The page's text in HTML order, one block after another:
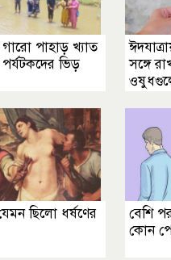
গারো পাহাড় খ্যাত
পর্যটকদের ভিড়
সঙ্গে
ছিলো ধর্ষণের
বেশি
কোন